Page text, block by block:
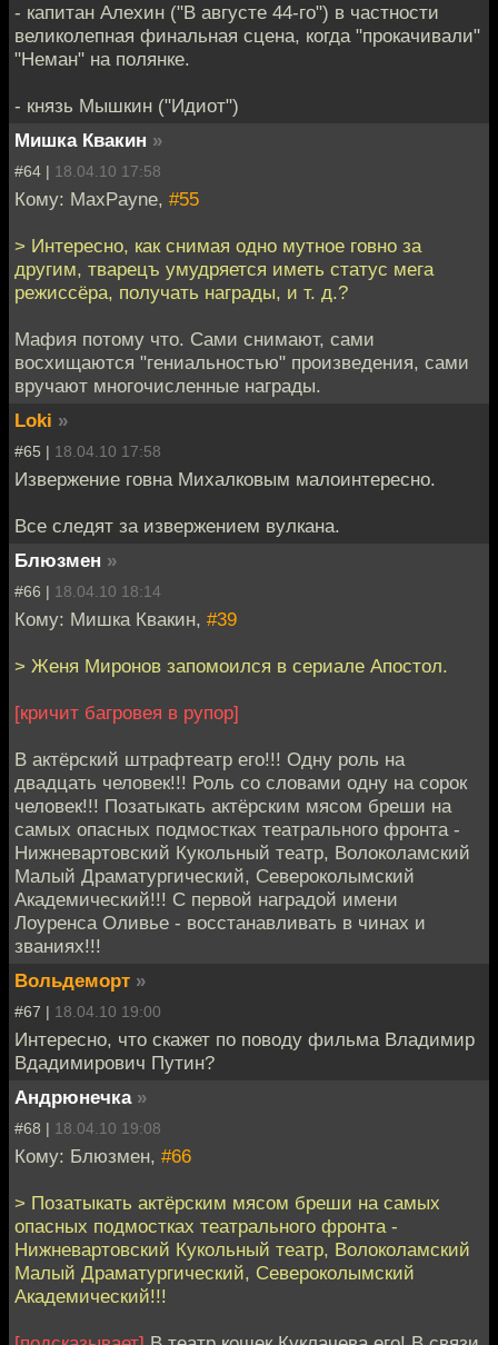
- капитан Алехин ("В августе 44-го") в частности
великолепная финальная сцена, когда "прокачивали"
"Неман" на полянке.
- князь Мышкин ("Идиот")
Мишка Квакин »
#64 | 18.04.10 17:58
Кому: MaxPayne, #55
> Интересно, как снимая одно мутное говно за
другим, тварецъ умудряется иметь статус мега
режиссёра, получать награды, и т. д.?
Мафия потому что. Сами снимают, сами
восхищаются "гениальностью" произведения, сами
вручают многочисленные награды.
Loki »
#65 | 18.04.10 17:58
Извержение говна Михалковым малоинтересно.
Все следят за извержением вулкана.
Блюзмен »
#66 | 18.04.10 18:14
Кому: Мишка Квакин, #39
> Женя Миронов запомоился в сериале Апостол.
[кричит багровея в рупор]
В актёрский штрафтеатр его!!! Одну роль на
двадцать человек!!! Роль со словами одну на сорок
человек!!! Позатыкать актёрским мясом бреши на
самых опасных подмостках театрального фронта -
Нижневартовский Кукольный театр, Волоколамский
Малый Драматургический, Североколымский
Академический!!! С первой наградой имени
Лоуренса Оливье - восстанавливать в чинах и
званиях!!!
Вольдеморт »
#67 | 18.04.10 19:00
Интересно, что скажет по поводу фильма Владимир
Вдадимирович Путин?
Андрюнечка »
#68 | 18.04.10 19:08
Кому: Блюзмен, #66
> Позатыкать актёрским мясом бреши на самых
опасных подмостках театрального фронта -
Нижневартовский Кукольный театр, Волоколамский
Малый Драматургический, Североколымский
Академический!!!